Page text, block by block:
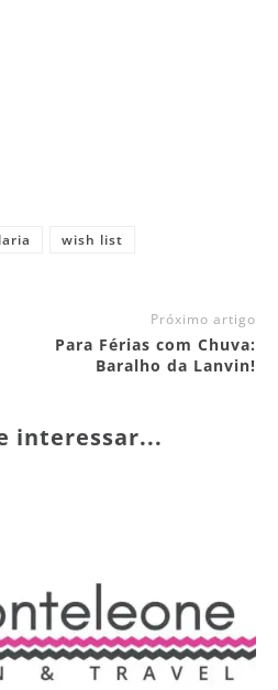
wish list
Próximo artigo
Para Férias com Chuva:
Baralho da Lanvin!
interessar...